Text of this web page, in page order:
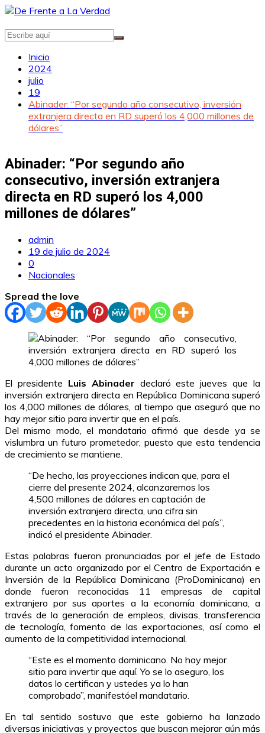
Saltar
contenido
Inicio
2024
julio
19
Abinader: “Por segundo año consecutivo, inversión
extranjera directa en RD superó los 4,000 millones de
dólares”
Abinader: “Por segundo año
consecutivo, inversión extranjera
directa en RD superó los 4,000
millones de dólares”
admin
19 de julio de 2024
0
Nacionales
Spread the love
El presidente Luis Abinader declaró este jueves que la
inversión extranjera directa en República Dominicana superó
los 4,000 millones de dólares, al tiempo que aseguró que no
hay mejor sitio para invertir que en el país.
Del mismo modo, el mandatario afirmó que desde ya se
vislumbra un futuro prometedor, puesto que esta tendencia
de crecimiento se mantiene.
“De hecho, las proyecciones indican que, para el
cierre del presente 2024, alcanzaremos los
4,500 millones de dólares en captación de
inversión extranjera directa, una cifra sin
precedentes en la historia económica del país”,
indicó el presidente Abinader.
Estas palabras fueron pronunciadas por el jefe de Estado
durante un acto organizado por el Centro de Exportación e
Inversión de la República Dominicana (ProDominicana) en
donde fueron reconocidas 11 empresas de capital
extranjero por sus aportes a la economía dominicana, a
través de la generación de empleos, divisas, transferencia
de tecnología, fomento de las exportaciones, así como el
aumento de la competitividad internacional.
“Este es el momento dominicano. No hay mejor
sitio para invertir que aquí. Yo se lo aseguro, los
datos lo certifican y ustedes ya lo han
comprobado”, manifestóel mandatario.
En tal sentido sostuvo que este gobierno ha lanzado
diversas iniciativas y proyectos que buscan mejorar aún más